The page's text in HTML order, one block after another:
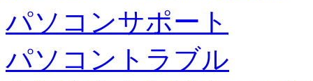
パソコンサポート
パソコントラブル